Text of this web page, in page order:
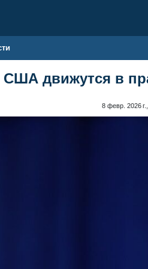
движутся в
8 февр. 2026